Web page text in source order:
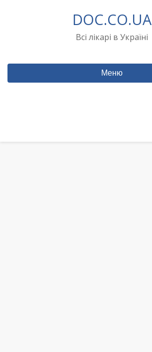
DOC.CO.UA
Всі лікарі в Україні
Меню